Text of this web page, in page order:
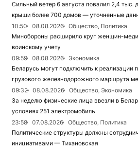
Сильный ветер 6 августа повалил 2,4 тыс.
крыши более 700 домов — уточненные
10:50
08.08.2026
Общество, Политика
Минобороны расширило круг женщин-
воинскому учету
09:59
08.08.2026
Экономика
Беларусь могут подключить к реализации
грузового железнодорожного маршрута
09:32
08.08.2026
Общество, Экономика
За неделю физические лица ввезли в
условиях 251 электромобиль
23:58
07.08.2026
Общество, Политика
Политические структуры должны
инициативами — Тихановская